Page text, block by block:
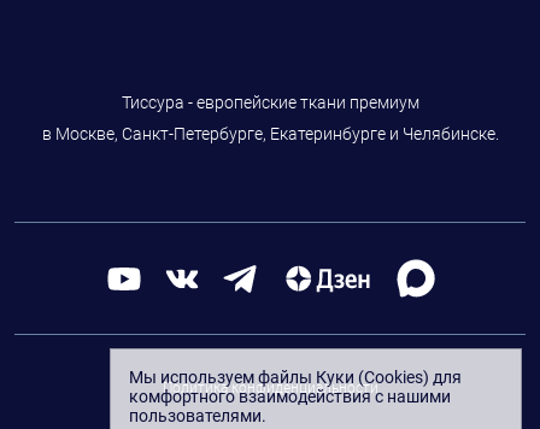
Тиссура - европейские ткани премиум
в Москве, Санкт-Петербурге, Екатеринбурге и Челябинске.
Политика конфиденциальности
Мы используем файлы Куки (Cookies) для
комфортного взаимодействия с нашими
пользователями.